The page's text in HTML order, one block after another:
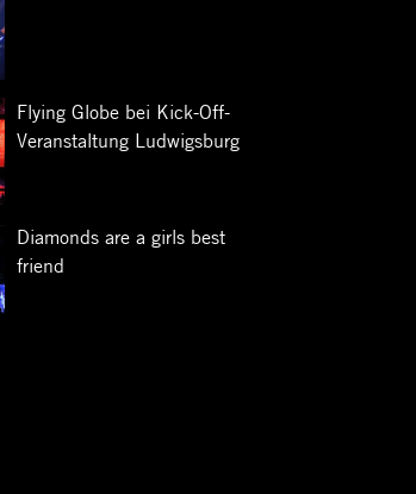
Flying Globe bei Kick-Off-
Veranstaltung Ludwigsburg
Diamonds are a girls best
friend